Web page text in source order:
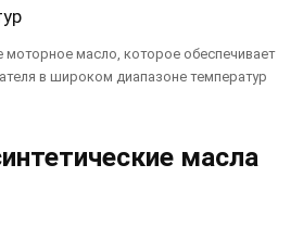
моторное масло, которое обеспечивает
в широком диапазоне температур
масла